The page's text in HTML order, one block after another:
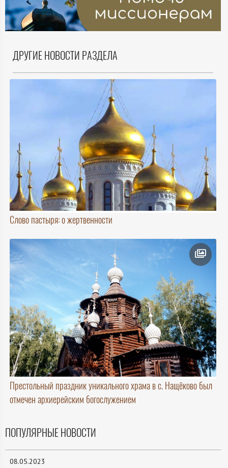
ДРУГИЕ НОВОСТИ РАЗДЕЛА
Слово пастыря: о жертвенности
Престольный праздник уникального храма в с. Нащёково был
отмечен архиерейским богослужением
ПОПУЛЯРНЫЕ НОВОСТИ
08.05.2023